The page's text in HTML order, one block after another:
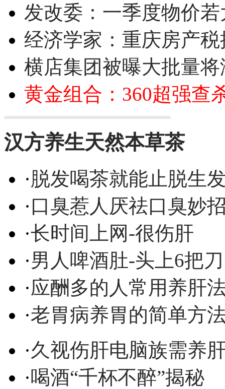
发改委：一季度物价
经济学家：重庆房产
横店集团被曝大批量
黄金组合：360超强查
汉方养生天然本草茶
·脱发喝茶就能止脱生
·口臭惹人厌祛口臭妙
·长时间上网-很伤肝
·男人啤酒肚-头上6把刀
·应酬多的人常用养肝
·老胃病养胃的简单方
·久视伤肝电脑族需养
·喝酒“千杯不醉”揭秘